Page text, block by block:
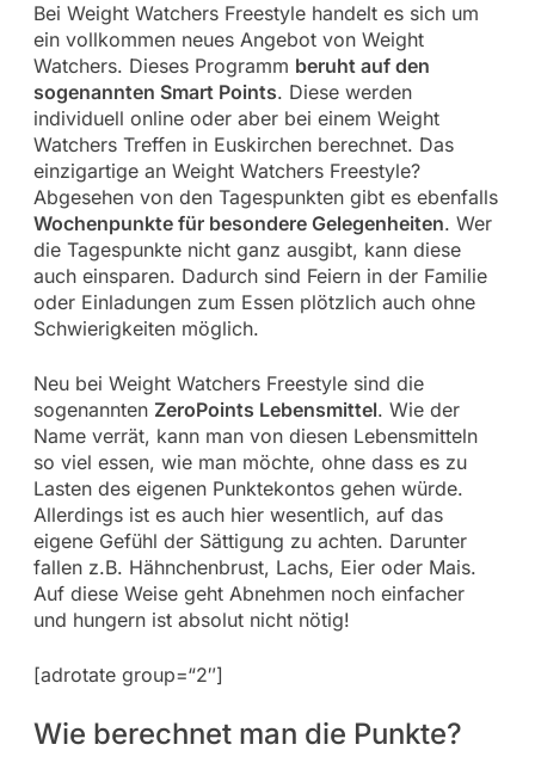
Bei Weight Watchers Freestyle handelt es sich um
ein vollkommen neues Angebot von Weight
Watchers. Dieses Programm beruht auf den
sogenannten Smart Points. Diese werden
individuell online oder aber bei einem Weight
Watchers Treffen in Euskirchen berechnet. Das
einzigartige an Weight Watchers Freestyle?
Abgesehen von den Tagespunkten gibt es ebenfalls
Wochenpunkte für besondere Gelegenheiten. Wer
die Tagespunkte nicht ganz ausgibt, kann diese
auch einsparen. Dadurch sind Feiern in der Familie
oder Einladungen zum Essen plötzlich auch ohne
Schwierigkeiten möglich.
Neu bei Weight Watchers Freestyle sind die
sogenannten ZeroPoints Lebensmittel. Wie der
Name verrät, kann man von diesen Lebensmitteln
so viel essen, wie man möchte, ohne dass es zu
Lasten des eigenen Punktekontos gehen würde.
Allerdings ist es auch hier wesentlich, auf das
eigene Gefühl der Sättigung zu achten. Darunter
fallen z.B. Hähnchenbrust, Lachs, Eier oder Mais.
Auf diese Weise geht Abnehmen noch einfacher
und hungern ist absolut nicht nötig!
[adrotate group=“2″]
Wie berechnet man die Punkte?